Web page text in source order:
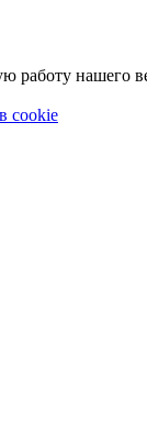
нашего
cookie